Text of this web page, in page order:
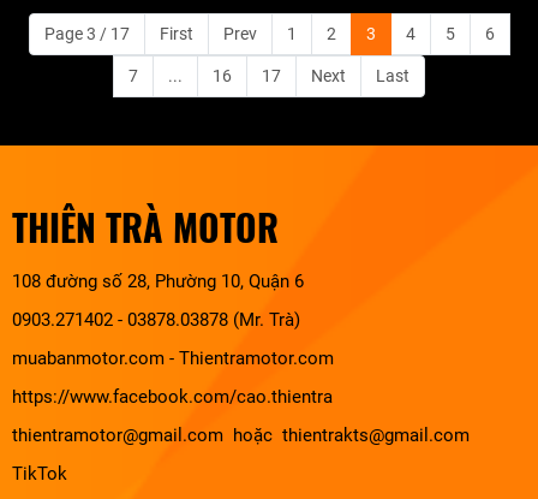
Page 3 / 17 First Prev 1 2 3 4 5 6
7 ... 16 17 Next Last
THIÊN TRÀ MOTOR
108 đường số 28, Phường 10, Quận 6
0903.271402 - 03878.03878 (Mr. Trà)
muabanmotor.com - Thientramotor.com
https://www.facebook.com/cao.thientra
thientramotor@gmail.com hoặc thientrakts@gmail.com
TikTok